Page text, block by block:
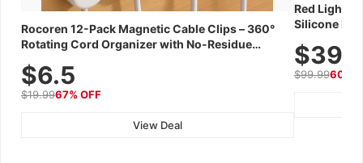
Rocoren 12-Pack Magnetic Cable Clips – 360°
Rotating Cord Organizer with No-Residue
Wall, Car & Office, White
$6.5
$19.9967% OFF
View Deal
Red Light
Silicone
$99.9960%